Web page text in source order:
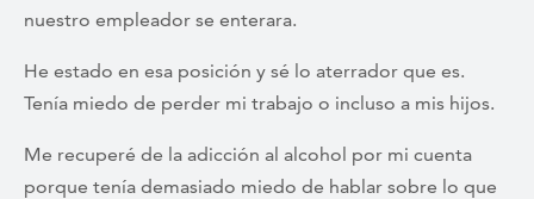
nuestro empleador se enterara.
He estado en esa posición y sé lo aterrador que es.
Tenía miedo de perder mi trabajo o incluso a mis hijos.
Me recuperé de la adicción al alcohol por mi cuenta
porque tenía demasiado miedo de hablar sobre lo que